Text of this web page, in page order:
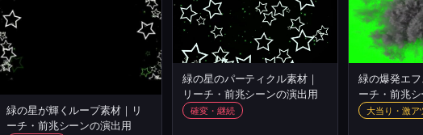
緑の星が輝くループ素材｜リ
ーチ・前兆シーンの演出用
緑の星のパーティクル素材｜
リーチ・前兆シーンの演出用
確変・継続
緑の爆発エ
ーチ・前兆
大当り・激ア